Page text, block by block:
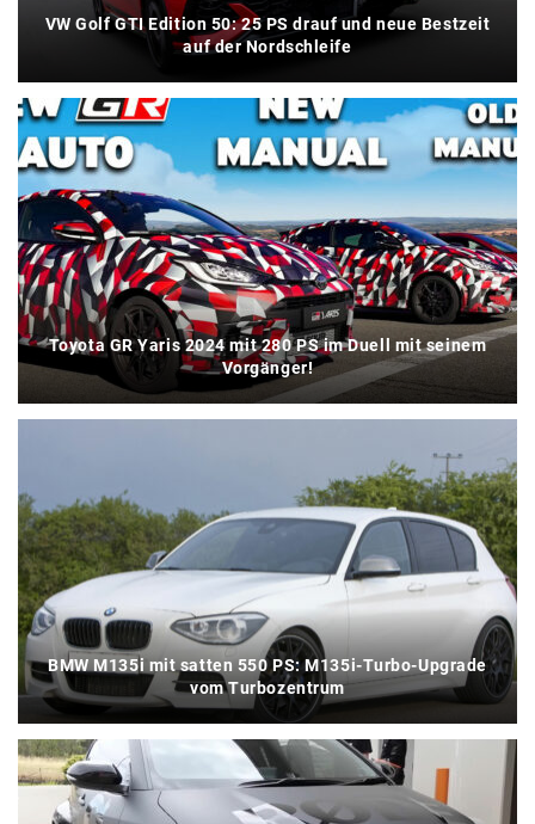
VW Golf GTI Edition 50: 25 PS drauf und neue Bestzeit
auf der Nordschleife
Toyota GR Yaris 2024 mit 280 PS im Duell mit seinem
Vorgänger!
BMW M135i mit satten 550 PS: M135i-Turbo-Upgrade
vom Turbozentrum